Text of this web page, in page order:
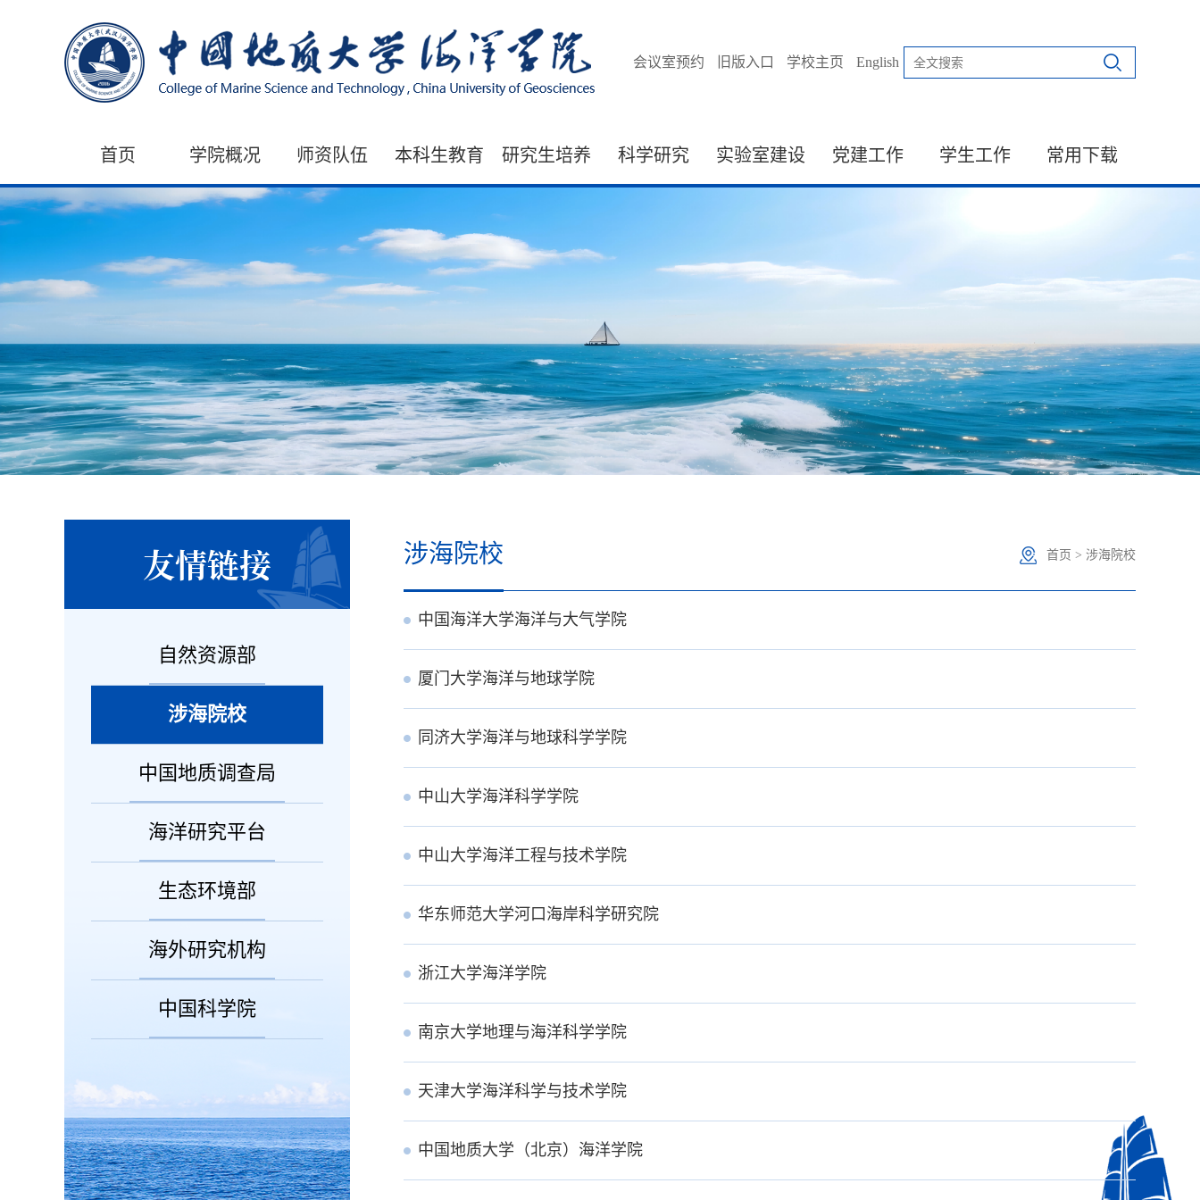
会议室预约 旧版入口 学校主页 English
首页 学院概况 师资队伍 本科生教育 研究生培养 科学研究 实验室建设 党建工作 学生工作 常用下载
友情链接
自然资源部
涉海院校
中国地质调查局
海洋研究平台
生态环境部
海外研究机构
中国科学院
涉海院校 首页 > 涉海院校
中国海洋大学海洋与大气学院
厦门大学海洋与地球学院
同济大学海洋与地球科学学院
中山大学海洋科学学院
中山大学海洋工程与技术学院
华东师范大学河口海岸科学研究院
浙江大学海洋学院
南京大学地理与海洋科学学院
天津大学海洋科学与技术学院
中国地质大学（北京）海洋学院